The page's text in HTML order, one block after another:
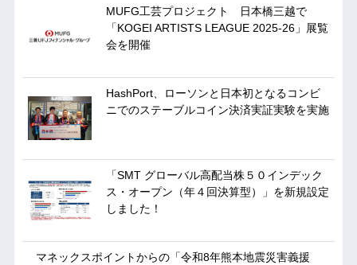
MUFG工芸プロジェクト 日本橋三越で
「KOGEI ARTISTS LEAGUE 2025-26」展覧
会を開催
HashPort、ローソンと日本初となるコンビ
ニでのステーブルコイン決済実証実験を実施
「SMT グローバル高配当株５０インデック
ス・オープン（年４回決算型）」を新規設定
しました！
マネックスポイントからの「令和8年熊本地震災害義援